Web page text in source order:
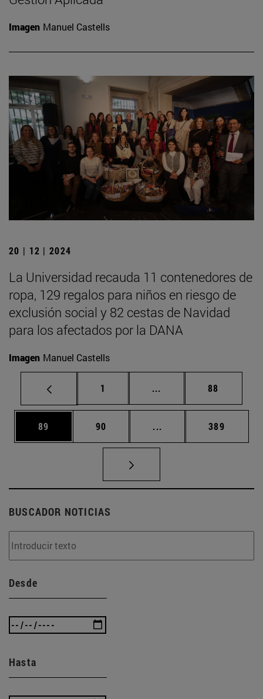
Imagen Manuel Castells
20 | 12 | 2024
La Universidad recauda 11 contenedores de
ropa, 129 regalos para niños en riesgo de
exclusión social y 82 cestas de Navidad
para los afectados por la DANA
Imagen Manuel Castells
Página
1 ... Páginas intermedias
Página
88
Página
89 Página
90 ... Páginas intermedias
Página
389
BUSCADOR NOTICIAS
Desde
Hasta